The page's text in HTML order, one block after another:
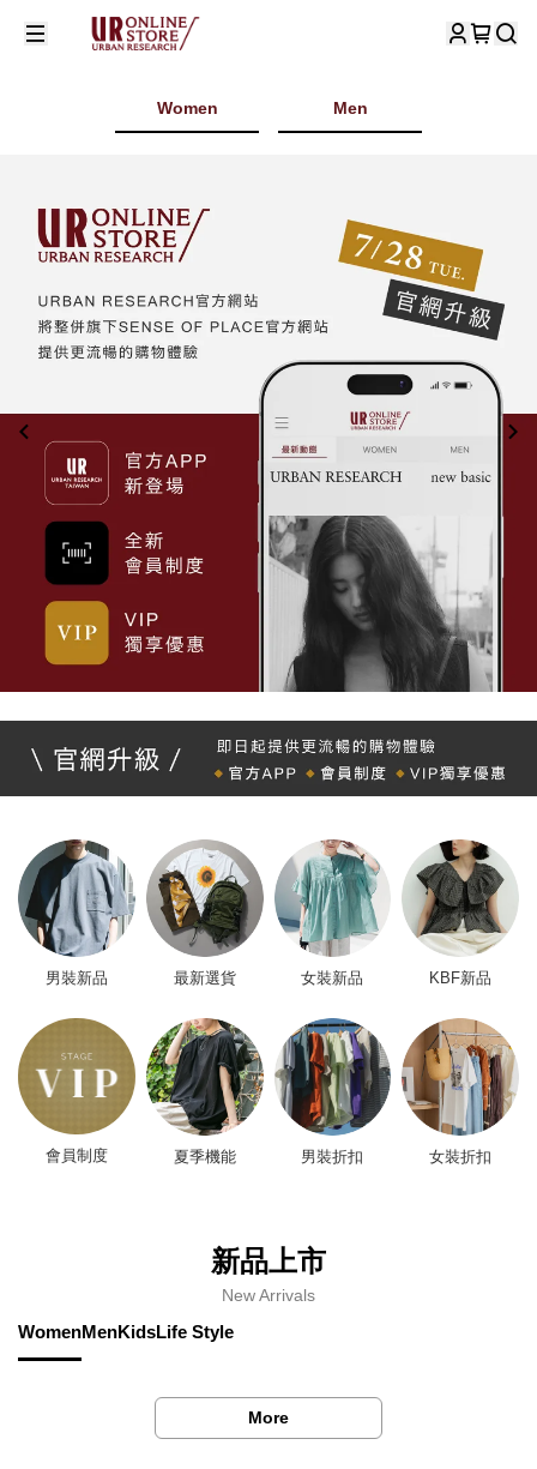
Women Men
男裝新品 最新選貨 女裝新品 KBF新品
會員制度 夏季機能 男裝折扣 女裝折扣
新品上市
New Arrivals
WomenMenKidsLife Style
More